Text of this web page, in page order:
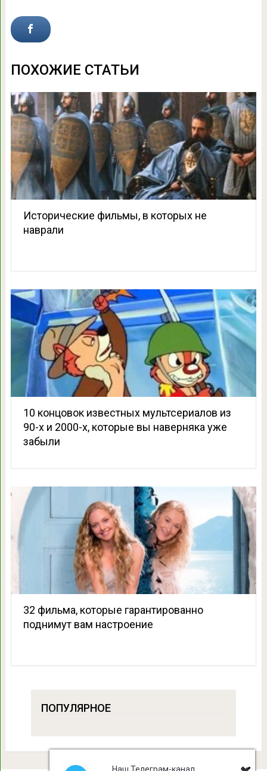
ПОХОЖИЕ СТАТЬИ
Исторические фильмы, в которых не
наврали
10 концовок известных мультсериалов из
90-х и 2000-х, которые вы наверняка уже
забыли
32 фильма, которые гарантированно
поднимут вам настроение
ПОПУЛЯРНОЕ